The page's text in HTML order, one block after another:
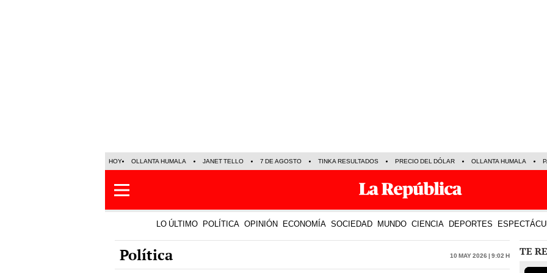
HOY OLLANTA HUMALA JANET TELLO 7 DE AGOSTO TINKA RESULTADOS PRECIO DEL DÓLAR OLLANTA HUMALA
LO ÚLTIMO POLÍTICA OPINIÓN ECONOMÍA SOCIEDAD MUNDO CIENCIA DEPORTES
Política 10 May 2026 | 9:02 h TE